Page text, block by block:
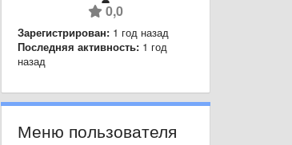
0,0
Зарегистрирован: 1 год назад
Последняя активность: 1 год
назад
Меню пользователя